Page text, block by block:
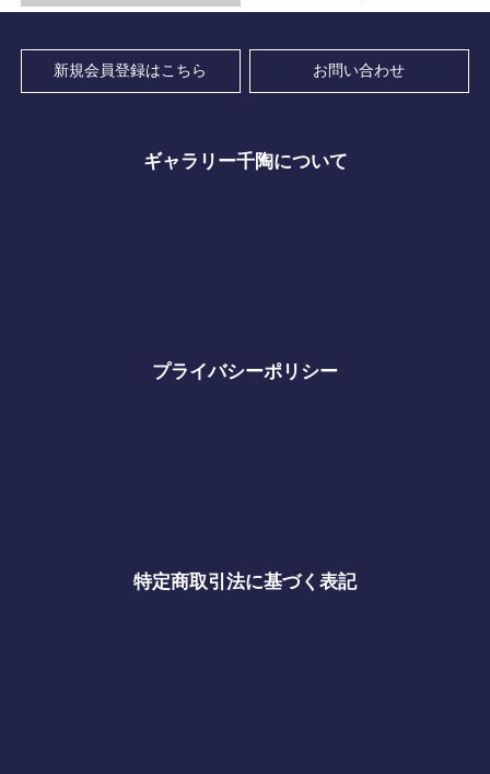
新規会員登録はこちら お問い合わせ
ギャラリー千陶について
プライバシーポリシー
特定商取引法に基づく表記